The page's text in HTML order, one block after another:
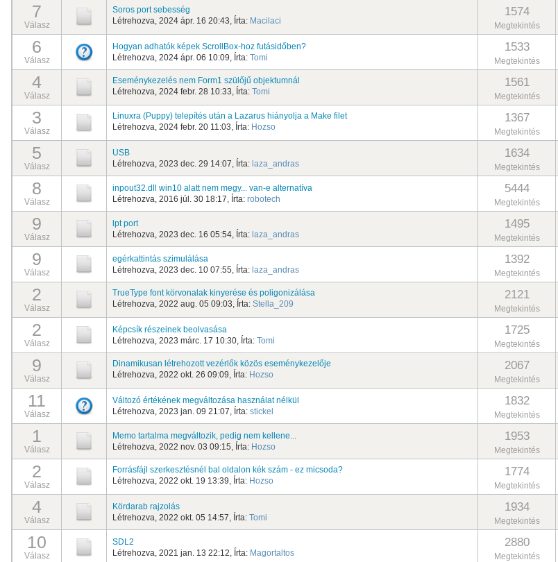
7
Válasz
Soros port sebesség
Létrehozva, 2024 ápr. 16 20:43, Írta: Macilaci
1574
Megtekintés
6
Válasz
Hogyan adhatók képek ScrollBox-hoz futásidőben?
Létrehozva, 2024 ápr. 06 10:09, Írta: Tomi
1533
Megtekintés
4
Válasz
Eseménykezelés nem Form1 szülőjű objektumnál
Létrehozva, 2024 febr. 28 10:33, Írta: Tomi
1561
Megtekintés
3
Válasz
Linuxra (Puppy) telepítés után a Lazarus hiányolja a Make filet
Létrehozva, 2024 febr. 20 11:03, Írta: Hozso
1367
Megtekintés
5
Válasz
USB
Létrehozva, 2023 dec. 29 14:07, Írta: laza_andras
1634
Megtekintés
8
Válasz
inpout32.dll win10 alatt nem megy... van-e alternatíva
Létrehozva, 2016 júl. 30 18:17, Írta: robotech
5444
Megtekintés
9
Válasz
lpt port
Létrehozva, 2023 dec. 16 05:54, Írta: laza_andras
1495
Megtekintés
9
Válasz
egérkattintás szimulálása
Létrehozva, 2023 dec. 10 07:55, Írta: laza_andras
1392
Megtekintés
2
Válasz
TrueType font körvonalak kinyerése és poligonizálása
Létrehozva, 2022 aug. 05 09:03, Írta: Stella_209
2121
Megtekintés
2
Válasz
Képcsík részeinek beolvasása
Létrehozva, 2023 márc. 17 10:30, Írta: Tomi
1725
Megtekintés
9
Válasz
Dinamikusan létrehozott vezérlők közös eseménykezelője
Létrehozva, 2022 okt. 26 09:09, Írta: Hozso
2067
Megtekintés
11
Válasz
Változó értékének megváltozása használat nélkül
Létrehozva, 2023 jan. 09 21:07, Írta: stickel
1832
Megtekintés
1
Válasz
Memo tartalma megváltozik, pedig nem kellene...
Létrehozva, 2022 nov. 03 09:15, Írta: Hozso
1953
Megtekintés
2
Válasz
Forrásfájl szerkesztésnél bal oldalon kék szám - ez micsoda?
Létrehozva, 2022 okt. 19 13:39, Írta: Hozso
1774
Megtekintés
4
Válasz
Kördarab rajzolás
Létrehozva, 2022 okt. 05 14:57, Írta: Tomi
1934
Megtekintés
10
Válasz
SDL2
Létrehozva, 2021 jan. 13 22:12, Írta: Magortaltos
2880
Megtekintés